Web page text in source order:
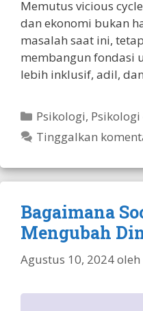
Memutus vicious
dan ekonomi bukan
masalah saat ini,
membangun fondasi
lebih inklusif, adil,
Kategori
Psikologi, Psikologi
Tinggalkan
Bagaimana
Mengubah
Agustus 10, 2024oleh